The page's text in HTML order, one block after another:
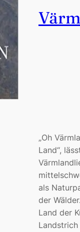
„Oh
Land“,
als
der
Land der